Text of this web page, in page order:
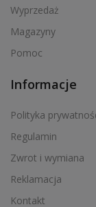
Wyprzedaż
Magazyny
Pomoc
Informacje
Polityka
Regulamin
Zwrot i wymiana
Reklamacja
Kontakt